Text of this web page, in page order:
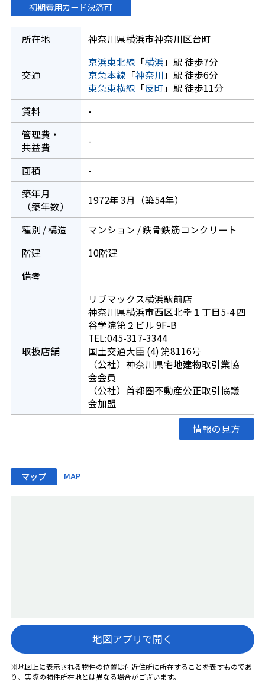
初期費用カード決済可
所在地 神奈川県横浜市神奈川区台町
交通
京浜東北線 「横浜 」駅 徒歩7分
京急本線 「神奈川 」駅 徒歩6分
東急東横線 「反町 」駅 徒歩11分
賃料
-
管理費・
共益費
-
面積
-
築年月
（築年数）
1972年 3月（築54年）
種別 / 構造
マンション / 鉄骨鉄筋コンクリート
階建
10階建
備考
取扱店舗
リブマックス横浜駅前店
神奈川県横浜市西区北幸１丁目5-4 四
谷学院第２ビル 9F-B
TEL:045-317-3344
国土交通大臣 (4) 第8116号
（公社）神奈川県宅地建物取引業協
会会員
（公社）首都圏不動産公正取引協議
会加盟
情報の見方
マップ MAP
地図アプリで開く
※地図上に表示される物件の位置は付近住所に所在することを表すものであ
り、実際の物件所在地とは異なる場合がございます。